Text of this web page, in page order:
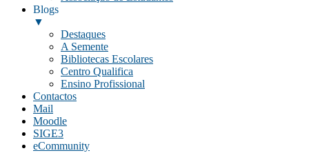
Blogs
▼
Destaques
A Semente
Bibliotecas Escolares
Centro Qualifica
Ensino Profissional
Contactos
Mail
Moodle
SIGE3
eCommunity